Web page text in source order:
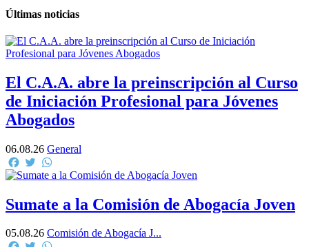
Últimas noticias
El C.A.A. abre la preinscripción al Curso
de Iniciación Profesional para Jóvenes
Abogados
06.08.26 General
Facebook
Twitter
Sumate a la Comisión de Abogacía Joven
05.08.26 Comisión de Abogacía J...